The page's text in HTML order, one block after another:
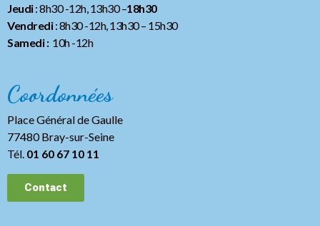
Jeudi: 8h30 -12h, 13h30 –18h30
Vendredi: 8h30 -12h, 13h30– 15h30
Samedi :10h -12h
Coordonnées
Place Général de Gaulle
77480 Bray-sur-Seine
Tél. 01 60 67 10 11
Contact